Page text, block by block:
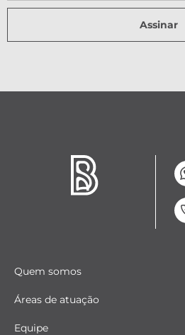
Assinar
Quem somos
Áreas de atuação
Equipe